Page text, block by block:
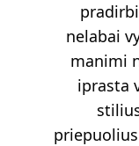
nelabai
manimi
iprasta